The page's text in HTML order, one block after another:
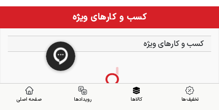
کسب و کارهای ویژه
کسب و کارهای ویژه
تخفیف ها کالاها رویدادها صفحه اصلی